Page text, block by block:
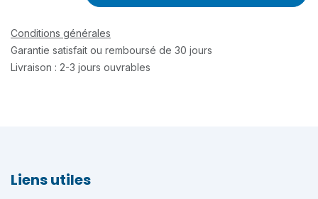
Conditions générales
Garantie satisfait ou remboursé de 30 jours
Livraison : 2-3 jours ouvrables
Liens utiles